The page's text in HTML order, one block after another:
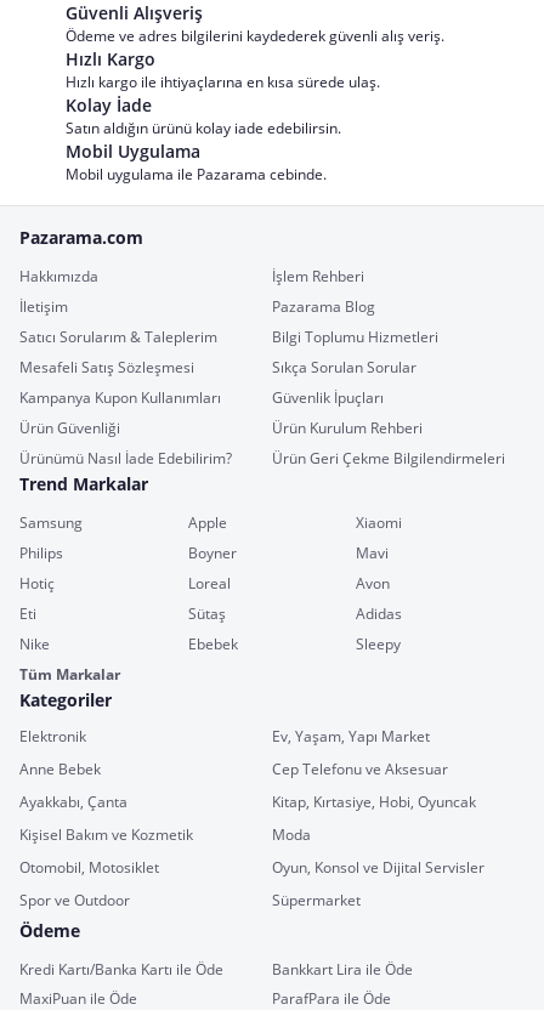
Güvenli Alışveriş
Ödeme ve adres bilgilerini kaydederek güvenli alış veriş.
Hızlı Kargo
Hızlı kargo ile ihtiyaçlarına en kısa sürede ulaş.
Kolay İade
Satın aldığın ürünü kolay iade edebilirsin.
Mobil Uygulama
Mobil uygulama ile Pazarama cebinde.
Pazarama.com
Hakkımızda
İşlem Rehberi
İletişim
Pazarama Blog
Satıcı Sorularım & Taleplerim
Bilgi Toplumu Hizmetleri
Mesafeli Satış Sözleşmesi
Sıkça Sorulan Sorular
Kampanya Kupon Kullanımları
Güvenlik İpuçları
Ürün Güvenliği
Ürün Kurulum Rehberi
Ürünümü Nasıl İade Edebilirim?
Ürün Geri Çekme Bilgilendirmeleri
Trend Markalar
Samsung Apple
Xiaomi
Philips
Boyner
Mavi
Hotiç
Loreal
Avon
Eti
Sütaş
Adidas
Nike
Ebebek
Sleepy
Tüm Markalar
Kategoriler
Elektronik
Ev, Yaşam, Yapı Market
Anne Bebek
Cep Telefonu ve Aksesuar
Ayakkabı, Çanta
Kitap, Kırtasiye, Hobi, Oyuncak
Kişisel Bakım ve Kozmetik
Moda
Otomobil, Motosiklet
Oyun, Konsol ve Dijital Servisler
Spor ve Outdoor
Süpermarket
Ödeme
Kredi Kartı/Banka Kartı ile Öde
Bankkart Lira ile Öde
MaxiPuan ile Öde
ParafPara ile Öde